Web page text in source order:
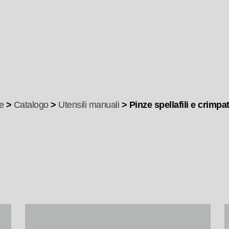
> Catalogo > Utensili manuali > Pinze spellafili e